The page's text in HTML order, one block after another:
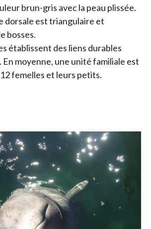
brun-gris avec la peau plissée.
dorsale est triangulaire et
bosses.
établissent des liens durables
En moyenne, une unité familiale est
femelles et leurs petits.